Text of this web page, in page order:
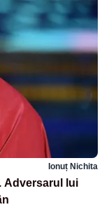
Ionuț Nichita
Adversarul lui